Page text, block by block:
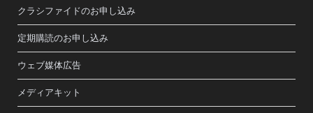
クラシファイドのお申し込み
定期購読のお申し込み
ウェブ媒体広告
メディアキット